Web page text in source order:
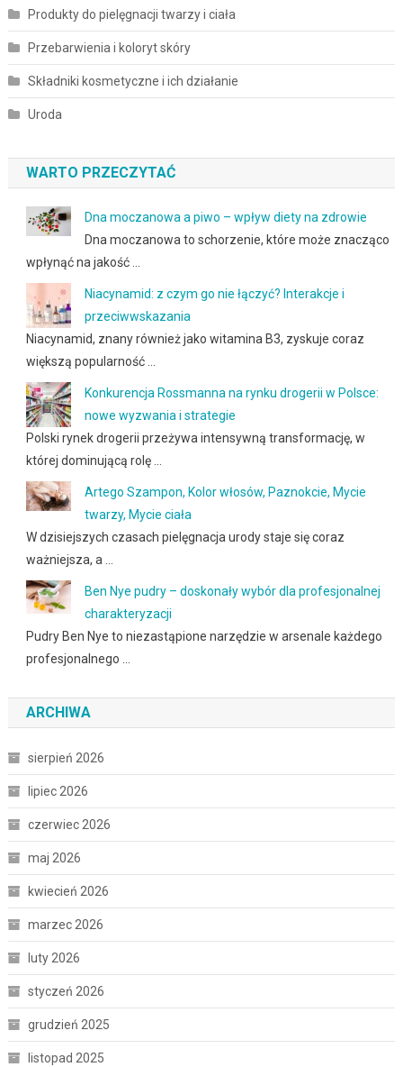
Produkty do pielęgnacji twarzy i ciała
Przebarwienia i koloryt skóry
Składniki kosmetyczne i ich działanie
Uroda
WARTO PRZECZYTAĆ
Dna moczanowa a piwo – wpływ diety na zdrowie
Dna moczanowa to schorzenie, które może znacząco
wpłynąć na jakość …
Niacynamid: z czym go nie łączyć? Interakcje i
przeciwwskazania
Niacynamid, znany również jako witamina B3, zyskuje coraz
większą popularność …
Konkurencja Rossmanna na rynku drogerii w Polsce:
nowe wyzwania i strategie
Polski rynek drogerii przeżywa intensywną transformację, w
której dominującą rolę …
Artego Szampon, Kolor włosów, Paznokcie, Mycie
twarzy, Mycie ciała
W dzisiejszych czasach pielęgnacja urody staje się coraz
ważniejsza, a …
Ben Nye pudry – doskonały wybór dla profesjonalnej
charakteryzacji
Pudry Ben Nye to niezastąpione narzędzie w arsenale każdego
profesjonalnego …
ARCHIWA
sierpień 2026
lipiec 2026
czerwiec 2026
maj 2026
kwiecień 2026
marzec 2026
luty 2026
styczeń 2026
grudzień 2025
listopad 2025